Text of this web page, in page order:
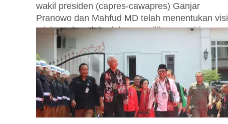
wakil presiden (capres-cawapres) Ganjar
Pranowo dan Mahfud MD telah menentukan visi
misi untuk melaju dalam pemilihan presiden
(Pilpres) tahun...